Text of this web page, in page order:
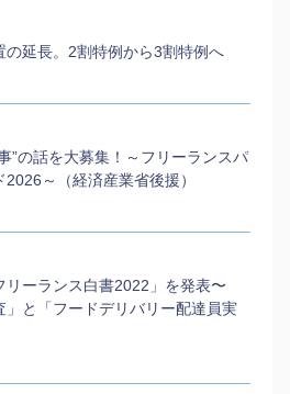
の延長。2割特例から3割特例へ
”の話を大募集！～フリーランスパ
～（経済産業省後援）
リーランス白書2022」を発表〜
」と「フードデリバリー配達員実